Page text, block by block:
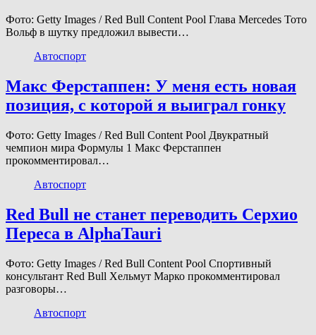
Фото: Getty Images / Red Bull Content Pool Глава Mercedes Тото
Вольф в шутку предложил вывести…
Автоспорт
Макс Ферстаппен: У меня есть новая
позиция, с которой я выиграл гонку
Фото: Getty Images / Red Bull Content Pool Двукратный
чемпион мира Формулы 1 Макс Ферстаппен
прокомментировал…
Автоспорт
Red Bull не станет переводить Серхио
Переса в AlphaTauri
Фото: Getty Images / Red Bull Content Pool Спортивный
консультант Red Bull Хельмут Марко прокомментировал
разговоры…
Автоспорт